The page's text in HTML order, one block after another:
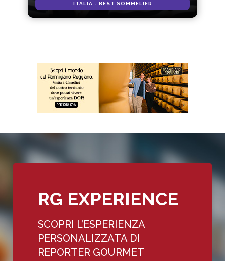
ITALIA - BEST SOMMELIER
RG EXPERIENCE
SCOPRI L’ESPERIENZA
PERSONALIZZATA DI
REPORTER GOURMET